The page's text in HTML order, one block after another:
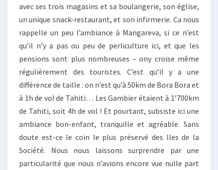
avec ses trois magasins et sa boulangerie, son église,
un unique snack-restaurant, et son infirmerie. Ca nous
rappelle un peu l’ambiance à Mangareva, si ce n’est
qu’il n’y a pas ou peu de perliculture ici, et que les
pensions sont plus nombreuses – ony croise même
régulièrement des touristes. C’est qu’il y a une
différence de taille : on n’est qu’à 50km de Bora Bora et
à 1h de vol de Tahiti… Les Gambier étaient à 1’700km
de Tahiti, soit 4h de vol ! Et pourtant, subsiste ici une
ambiance bon-enfant, tranquille et agréable. Sans
doute est-ce le coin le plus préservé des Iles de la
Société. Nous nous laissons surprendre par une
particularité que nous n’avions encore vue nulle part